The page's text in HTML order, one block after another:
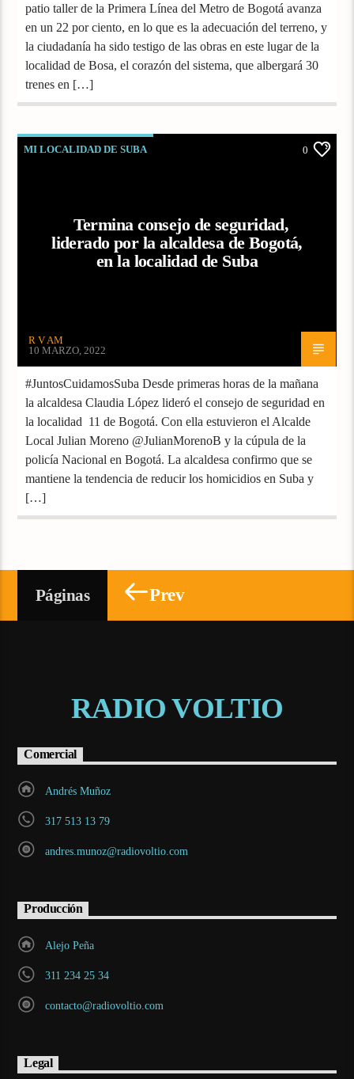
patio taller de la Primera Línea del Metro de Bogotá avanza
en un 22 por ciento, en lo que es la adecuación del terreno, y
la ciudadanía ha sido testigo de las obras en este lugar de la
localidad de Bosa, el corazón del sistema, que albergará 30
trenes en […]
MI LOCALIDAD DE SUBA 0
Termina consejo de seguridad,
liderado por la alcaldesa de Bogotá,
en la localidad de Suba
R V AM
10 MARZO, 2022
#JuntosCuidamosSuba Desde primeras horas de la mañana
la alcaldesa Claudia López lideró el consejo de seguridad en
la localidad 11 de Bogotá. Con ella estuvieron el Alcalde
Local Julian Moreno @JulianMorenoB y la cúpula de la
policía Nacional en Bogotá. La alcaldesa confirmo que se
mantiene la tendencia de reducir los homicidios en Suba y
[…]
Páginas Prev
RADIO VOLTIO
Comercial
Andrés Muñoz
317 513 13 79
andres.munoz@radiovoltio.com
Producción
Alejo Peña
311 234 25 34
contacto@radiovoltio.com
Legal